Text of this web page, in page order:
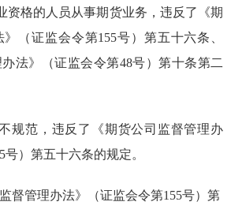
资格的人员从事期货业务，违反了
《期
》（证监会令第155号）第五十六条、
办法》（证监会令第48号）第十条第二
规范， 违反了
《期货公司监督管理办
号）第五十六条的规定。
督管理办法》（证监会令第155号）第